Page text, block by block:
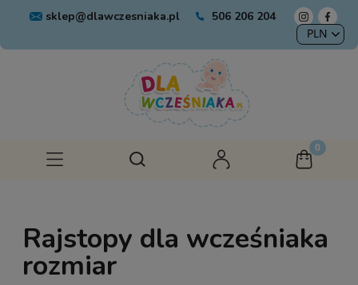
sklep@dlawczesniaka.pl 506 206 204
Rajstopy dla wcześniaka
rozmiar